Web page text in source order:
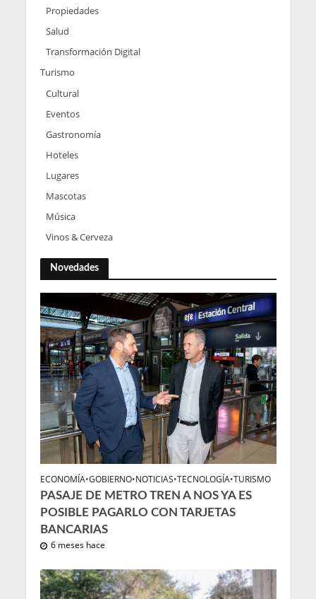
Propiedades
Salud
Transformación Digital
Turismo
Cultural
Eventos
Gastronomía
Hoteles
Lugares
Mascotas
Música
Vinos & Cerveza
Novedades
ECONOMÍA•GOBIERNO•NOTICIAS•TECNOLOGÍA•TURISMO
PASAJE DE METRO TREN A NOS YA ES
POSIBLE PAGARLO CON TARJETAS
BANCARIAS
6 meses hace